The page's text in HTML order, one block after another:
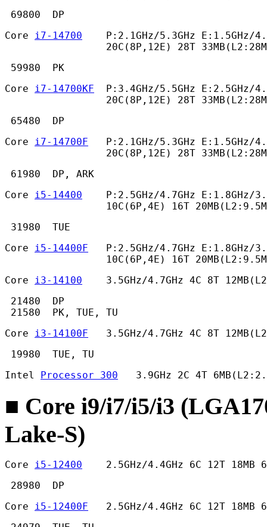
69800  DP
Core i7-14700
P:2.1GHz/5.3GHz E:1.5GHz/
20C(8P,12E) 28T
59980  PK
Core i7-14700KF
P:3.4GHz/5.5GHz E:2.5GHz/
20C(8P,12E) 28T
65480  DP
Core i7-14700F
P:2.1GHz/5.3GHz E:1.5GHz/
20C(8P,12E) 28T
61980  DP, ARK
Core i5-14400
P:2.5GHz/4.7GHz E:1.8GHz/
10C(6P,4E) 16T
31980  TUE
Core i5-14400F
P:2.5GHz/4.7GHz E:1.8GHz/
10C(6P,4E) 16T
Core i3-14100
3.5GHz/4.7GHz 4C 8T
21480  DP
21580  PK, TUE, TU
Core i3-14100F
3.5GHz/4.7GHz 4C 8T
19980  TUE, TU
Intel Processor 300
3.9GHz 2C 4T
■ Core i9/i7/i5/i3
Lake-S)
Core i5-12400
2.5GHz/4.4GHz 6C 12T 18MB
28980  DP
Core i5-12400F
2.5GHz/4.4GHz 6C 12T 18MB